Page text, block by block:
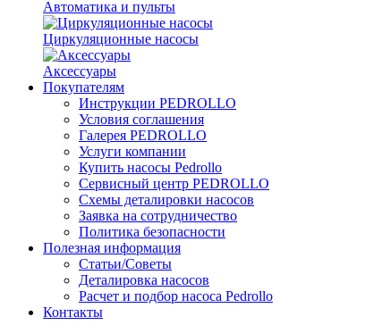
Автоматика и пульты
Циркуляционные насосы
Аксессуары
Покупателям
Инструкции PEDROLLO
Условия соглашения
Галерея PEDROLLO
Услуги компании
Купить насосы Pedrollo
Сервисный центр PEDROLLO
Схемы деталировки насосов
Заявка на сотрудничество
Политика безопасности
Полезная информация
Статьи/Советы
Деталировка насосов
Расчет и подбор насоса Pedrollo
Контакты